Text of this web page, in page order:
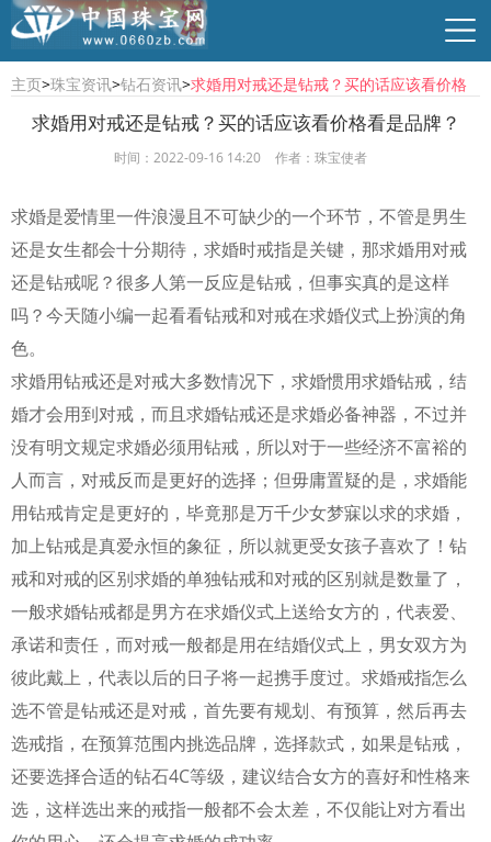
行业资讯 珠宝资讯 商贸供求 时尚品牌
主页>珠宝资讯>钻石资讯>求婚用对戒还是钻戒？买的话应该看价格
求婚用对戒还是钻戒？买的话应该看价格看是品牌？
时间：2022-09-16 14:20 作者：珠宝使者
求婚是爱情里一件浪漫且不可缺少的一个环节，不管是男生
还是女生都会十分期待，求婚时戒指是关键，那求婚用对戒
还是钻戒呢？很多人第一反应是钻戒，但事实真的是这样
吗？今天随小编一起看看钻戒和对戒在求婚仪式上扮演的角
色。
求婚用钻戒还是对戒大多数情况下，求婚惯用求婚钻戒，结
婚才会用到对戒，而且求婚钻戒还是求婚必备神器，不过并
没有明文规定求婚必须用钻戒，所以对于一些经济不富裕的
人而言，对戒反而是更好的选择；但毋庸置疑的是，求婚能
用钻戒肯定是更好的，毕竟那是万千少女梦寐以求的求婚，
加上钻戒是真爱永恒的象征，所以就更受女孩子喜欢了！钻
戒和对戒的区别求婚的单独钻戒和对戒的区别就是数量了，
一般求婚钻戒都是男方在求婚仪式上送给女方的，代表爱、
承诺和责任，而对戒一般都是用在结婚仪式上，男女双方为
彼此戴上，代表以后的日子将一起携手度过。求婚戒指怎么
选不管是钻戒还是对戒，首先要有规划、有预算，然后再去
选戒指，在预算范围内挑选品牌，选择款式，如果是钻戒，
还要选择合适的钻石4C等级，建议结合女方的喜好和性格来
选，这样选出来的戒指一般都不会太差，不仅能让对方看出